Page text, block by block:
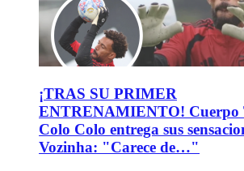
¡TRAS SU PRIMER
ENTRENAMIENTO! Cuerpo
Colo Colo entrega sus
Vozinha: "Carece de…"